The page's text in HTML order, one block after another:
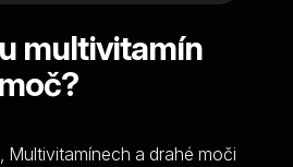
multivitamín
Multivitamínech a drahé moči